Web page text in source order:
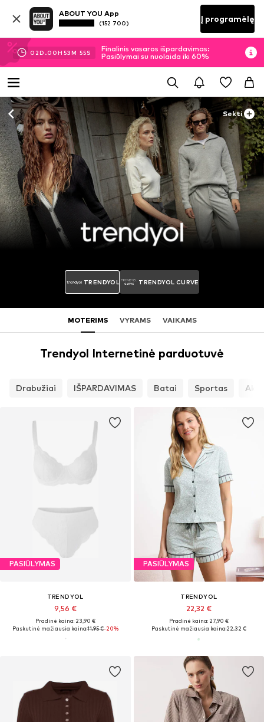
ABOUT YOU App
(152 700) Į programėlę
02D.00H 53M 53S
Finalinis vasaros išpardavimas:
Pasiūlymai su nuolaida iki 60%
Sekti
TRENDYOL TRENDYOL CURVE
MOTERIMS VYRAMS VAIKAMS
Trendyol Internetinė parduotuvė
Drabužiai IŠPARDAVIMAS Batai Sportas
PASIŪLYMAS
TRENDYOL
9,56 €
Pradinė kaina: 23,90 €
Paskutinė mažiausia kaina:11,95 €-20%
PASIŪLYMAS
TRENDYOL
22,32 €
Pradinė kaina: 27,90 €
Paskutinė mažiausia kaina:22,32 €